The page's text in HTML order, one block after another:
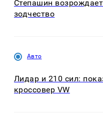
Степашин
зодчество
Авто
Лидар и 210 сил:
кроссовер VW